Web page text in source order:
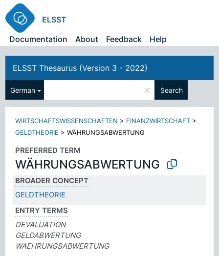
ELSST
Documentation
About Feedback Help
ELSST Thesaurus (Version 3 - 2022)
German × Search
WIRTSCHAFTSWISSENSCHAFTEN > FINANZWIRTSCHAFT >
GELDTHEORIE >WÄHRUNGSABWERTUNG
PREFERRED TERM
WÄHRUNGSABWERTUNG
BROADER CONCEPT
GELDTHEORIE
ENTRY TERMS
DEVALUATION
GELDABWERTUNG
WAEHRUNGSABWERTUNG